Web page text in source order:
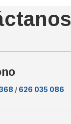
/ 626 035 086